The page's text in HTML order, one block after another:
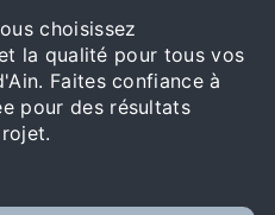
choisissez
la qualité pour tous vos
Faites confiance à
pour des résultats